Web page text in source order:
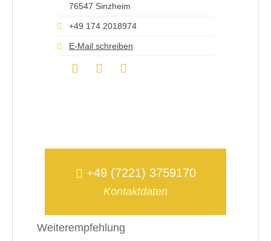
76547 Sinzheim
+49 174 2018974
E-Mail schreiben
+49 (7221) 3759170
Kontaktdaten
Weiterempfehlung